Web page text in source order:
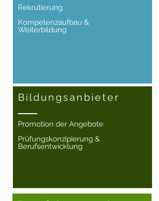
Rekrutierung
Kompetenzaufbau &
Weiterbildung
Bildungsanbieter
Promotion der Angebote
Prüfungskonzipierung &
Berufsentwicklung